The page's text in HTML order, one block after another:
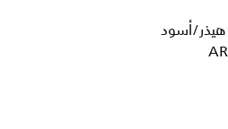
هيذر/أسود